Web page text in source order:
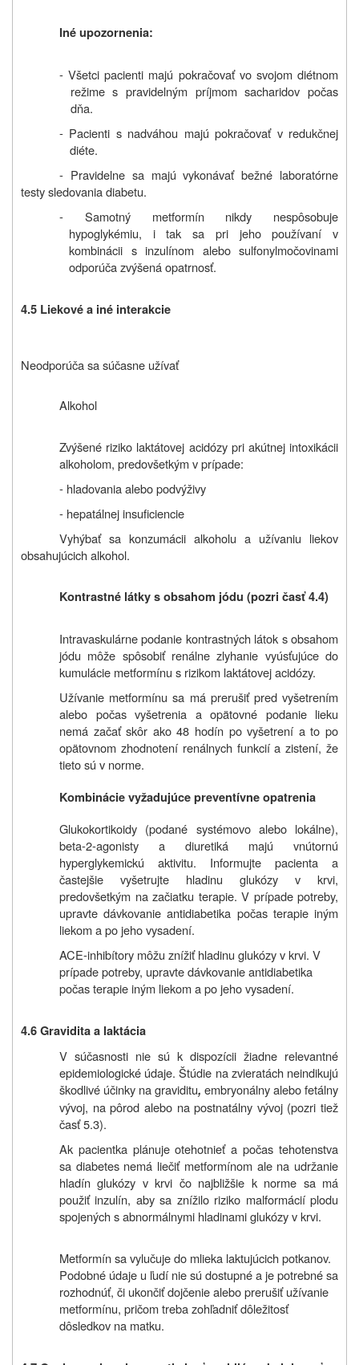
Iné upozornenia:
- Všetci pacienti majú pokračovať vo svojom diétnom
režime s pravidelným príjmom sacharidov počas
dňa.
- Pacienti s nadváhou majú pokračovať v redukčnej
diéte.
- Pravidelne sa majú vykonávať bežné laboratórne
testy sledovania diabetu.
- Samotný metformín nikdy nespôsobuje
hypoglykémiu, i tak sa pri jeho používaní v
kombinácii s inzulínom alebo sulfonylmočovinami
odporúča zvýšená opatrnosť.
4.5 Liekové a iné interakcie
Neodporúča sa súčasne užívať
Alkohol
Zvýšené riziko laktátovej acidózy pri akútnej intoxikácii
alkoholom, predovšetkým v prípade:
- hladovania alebo podvýživy
- hepatálnej insuficiencie
Vyhýbať sa konzumácii alkoholu a užívaniu liekov
obsahujúcich alkohol.
Kontrastné látky s obsahom jódu (pozri časť 4.4)
Intravaskulárne podanie kontrastných látok s obsahom
jódu môže spôsobiť renálne zlyhanie vyúsťujúce do
kumulácie metformínu s rizikom laktátovej acidózy.
Užívanie metformínu sa má prerušiť pred vyšetrením
alebo počas vyšetrenia a opätovné podanie lieku
nemá začať skôr ako 48 hodín po vyšetrení a to po
opätovnom zhodnotení renálnych funkcií a zistení, že
tieto sú v norme.
Kombinácie vyžadujúce preventívne opatrenia
Glukokortikoidy (podané systémovo alebo lokálne),
beta-2-agonisty a diuretiká majú vnútornú
hyperglykemickú aktivitu. Informujte pacienta a
častejšie vyšetrujte hladinu glukózy v krvi,
predovšetkým na začiatku terapie. V prípade potreby,
upravte dávkovanie antidiabetika počas terapie iným
liekom a po jeho vysadení.
ACE-inhibítory môžu znížiť hladinu glukózy v krvi. V
prípade potreby, upravte dávkovanie antidiabetika
počas terapie iným liekom a po jeho vysadení.
4.6Gravidita a laktácia
V súčasnosti nie sú k dispozícii žiadne relevantné
epidemiologické údaje. Štúdie na zvieratách neindikujú
škodlivé účinky na graviditu, embryonálny alebo fetálny
vývoj, na pôrod alebo na postnatálny vývoj (pozri tiež
časť5.3).
Ak pacientka plánuje otehotnieť a počas tehotenstva
sa diabetes nemá liečiť metformínom ale na udržanie
hladín glukózy v krvi čo najbližšie k norme sa má
použiť inzulín, aby sa znížilo riziko malformácií plodu
spojených s abnormálnymi hladinami glukózy v krvi.
Metformín sa vylučuje do mlieka laktujúcich potkanov.
Podobné údaje u ľudí nie sú dostupné a je potrebné sa
rozhodnúť, či ukončiť dojčenie alebo prerušiť užívanie
metformínu, pričom treba zohľadniť dôležitosť
dôsledkov na matku.